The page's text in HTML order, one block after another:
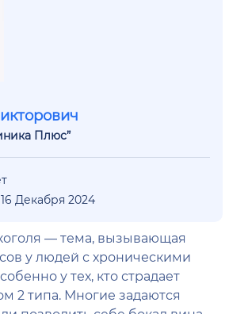
Плюс”
Декабря 2024
— тема, вызывающая
у людей с хроническими
у тех, кто страдает
2 типа. Многие задаются